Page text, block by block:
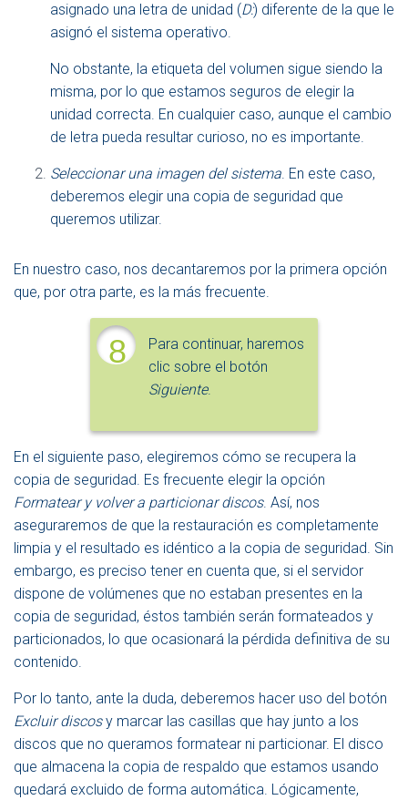
asignado una letra de unidad (D:) diferente de la que le
asignó el sistema operativo.
No obstante, la etiqueta del volumen sigue siendo la
misma, por lo que estamos seguros de elegir la
unidad correcta. En cualquier caso, aunque el cambio
de letra pueda resultar curioso, no es importante.
Seleccionar una imagen del sistema. En este caso,
deberemos elegir una copia de seguridad que
queremos utilizar.
En nuestro caso, nos decantaremos por la primera opción
que, por otra parte, es la más frecuente.
8
Para continuar, haremos
clic sobre el botón
Siguiente.
En el siguiente paso, elegiremos cómo se recupera la
copia de seguridad. Es frecuente elegir la opción
Formatear y volver a particionar discos. Así, nos
aseguraremos de que la restauración es completamente
limpia y el resultado es idéntico a la copia de seguridad. Sin
embargo, es preciso tener en cuenta que, si el servidor
dispone de volúmenes que no estaban presentes en la
copia de seguridad, éstos también serán formateados y
particionados, lo que ocasionará la pérdida definitiva de su
contenido.
Por lo tanto, ante la duda, deberemos hacer uso del botón
Excluir discosy marcar las casillas que hay junto a los
discos que no queramos formatear ni particionar. El disco
que almacena la copia de respaldo que estamos usando
quedará excluido de forma automática. Lógicamente,